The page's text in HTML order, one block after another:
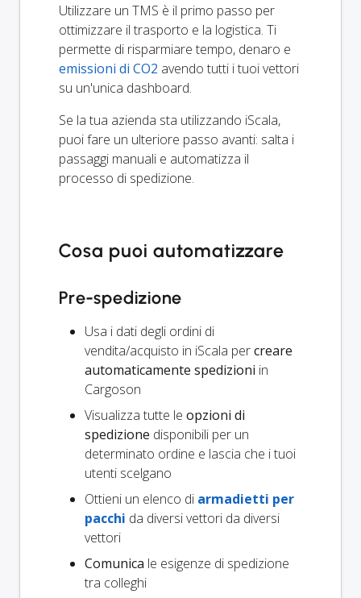
Utilizzare un TMS è il primo passo per
ottimizzare il trasporto e la logistica. Ti
permette di risparmiare tempo, denaro e
emissioni di CO2 avendo tutti i tuoi vettori
su un'unica dashboard.
Se la tua azienda sta utilizzando iScala,
puoi fare un ulteriore passo avanti: salta i
passaggi manuali e automatizza il
processo di spedizione.
Cosa puoi automatizzare
Pre-spedizione
Usa i dati degli ordini di
vendita/acquisto in iScala percreare
automaticamente spedizioni in
Cargoson
Visualizza tutte le opzioni di
spedizione disponibili per un
determinato ordine e lascia che i tuoi
utenti scelgano
Ottieni un elenco di armadietti per
pacchi da diversi vettori da diversi
vettori
Comunica le esigenze di spedizione
tra colleghi